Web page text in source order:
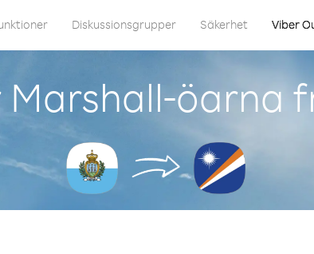
Diskussionsgrupper Säkerhet Viber
öarna